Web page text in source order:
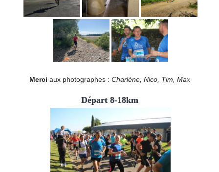
Merci aux photographes : Charlène, Nico, Tim, Max
Départ 8-18km